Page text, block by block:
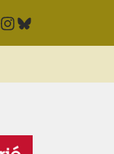
Bluesky